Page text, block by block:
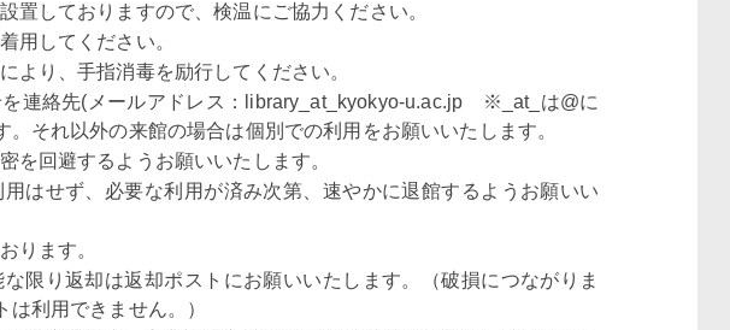
置しておりますので、検温にご協力ください。
用してください。
より、手指消毒を励行してください。
連絡先(メールアドレス：library_at_kyokyo-u.ac.jp ※_at_は@に
それ以外の来館の場合は個別での利用をお願いいたします。
を回避するようお願いいたします。
はせず、必要な利用が済み次第、速やかに退館するようお願いい
ります。
限り返却は返却ポストにお願いいたします。（破損につながりま
利用できません。）